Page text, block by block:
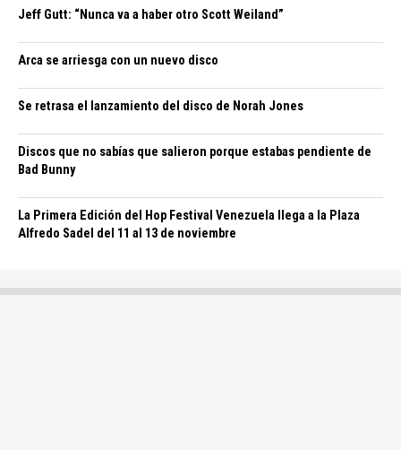
Jeff Gutt: “Nunca va a haber otro Scott Weiland”
Arca se arriesga con un nuevo disco
Se retrasa el lanzamiento del disco de Norah Jones
Discos que no sabías que salieron porque estabas pendiente de
Bad Bunny
La Primera Edición del Hop Festival Venezuela llega a la Plaza
Alfredo Sadel del 11 al 13 de noviembre